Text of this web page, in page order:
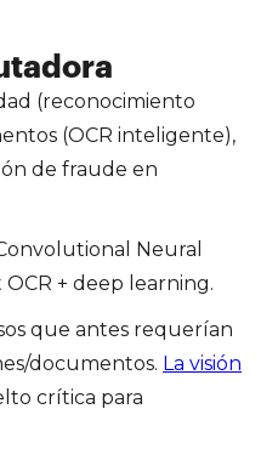
(reconocimiento
(OCR inteligente),
de fraude en
Neural
OCR + deep learning.
que antes requerían
documentos. La visión
crítica para